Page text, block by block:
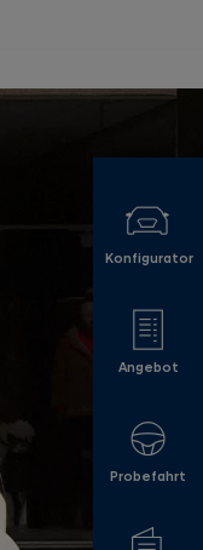
Konfigurator
Angebot
Probefahrt